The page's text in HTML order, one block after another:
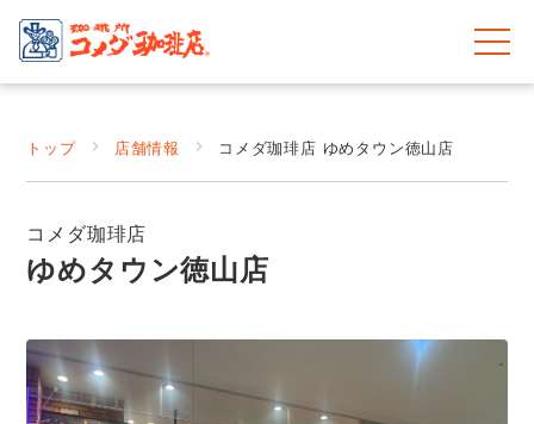
トップ 店舗情報 コメダ珈琲店 ゆめタウン徳山店
コメダ珈琲店
ゆめタウン徳山店